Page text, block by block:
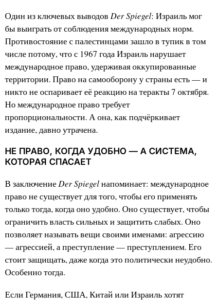
Один из ключевых выводов Der Spiegel: Израиль мог
бы выиграть от соблюдения международных норм.
Противостояние с палестинцами зашло в тупик в том
числе потому, что с 1967 года Израиль нарушает
международное право, удерживая оккупированные
территории. Право на самооборону у страны есть — и
никто не оспаривает её реакцию на теракты 7 октября.
Но международное право требует
пропорциональности. А она, как подчёркивает
издание, давно утрачена.
НЕ ПРАВО, КОГДА УДОБНО — А СИСТЕМА,
КОТОРАЯ СПАСАЕТ
В заключениеDer Spiegelнапоминает: международное
право не существует для того, чтобы его применять
только тогда, когда оно удобно. Оно существует, чтобы
ограничить власть сильных и защитить слабых. Оно
позволяет называть вещи своими именами: агрессию
— агрессией, а преступление — преступлением. Его
стоит защищать, даже когда это политически неудобно.
Особенно тогда.
Если Германия, США, Китай или Израиль хотят